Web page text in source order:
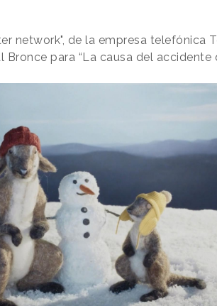
network", de la empresa telefónica
para “La causa del accidente